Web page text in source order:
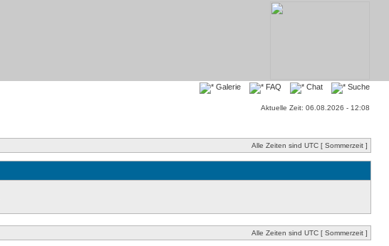
Galerie FAQ Chat Suche
Aktuelle Zeit: 06.08.2026 - 12:08
Alle Zeiten sind UTC [ Sommerzeit ]
Alle Zeiten sind UTC [ Sommerzeit ]